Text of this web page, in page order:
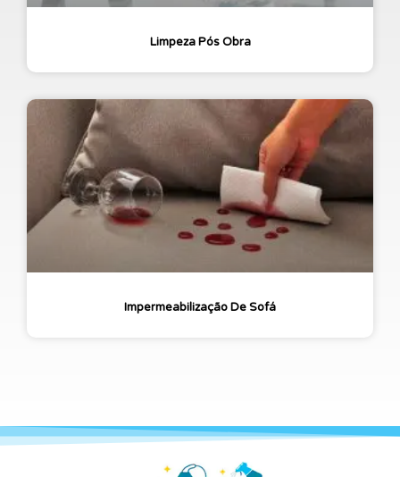
Limpeza Pós Obra
Impermeabilização De Sofá